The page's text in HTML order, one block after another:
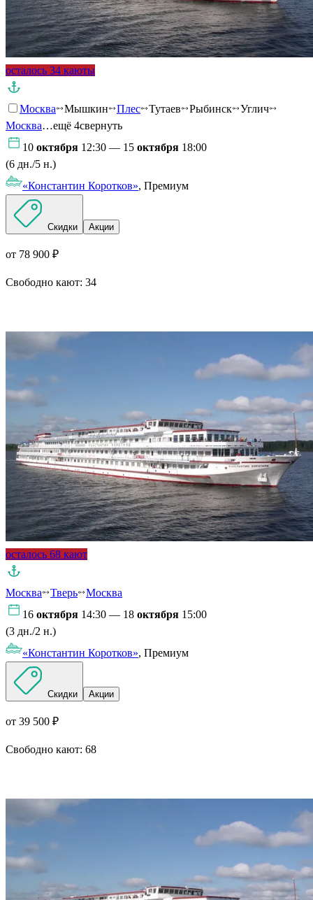
осталось 34 каюты
Москва Мышкин Плес Тутаев Рыбинск
Углич
Москва…ещё 4свернуть
10 октября 12:30 — 15 октября 18:00
(6 дн./5 н.)
«Константин Коротков», Премиум
Скидки Акции
от 78 900 ₽
Свободно кают: 34
осталось 68 кают
Москва Тверь
Москва
16 октября 14:30 — 18 октября 15:00
(3 дн./2 н.)
«Константин Коротков», Премиум
Скидки Акции
от 39 500 ₽
Свободно кают: 68